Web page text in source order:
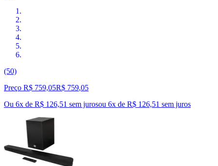
(50)
Preço R$ 759,05R$ 759,05
Ou 6x de R$ 126,51 sem jurosou 6x de R$ 126,51 sem juros